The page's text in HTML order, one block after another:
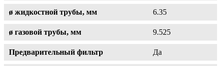
ø жидкостной трубы, мм 6.35
ø газовой трубы, мм 9.525
Предварительный фильтр Да